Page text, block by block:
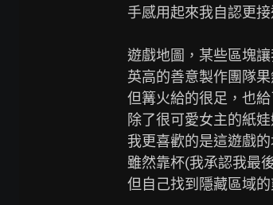
手感用起來我自認更
遊戲地圖，某些區塊
英高的善意製作團隊果
但篝火給的很足，也
除了很可愛女主的紙娃
我更喜歡的是這遊戲的
雖然靠杯(我承認我最
但自己找到隱藏區域的